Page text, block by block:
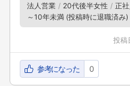
法人営業 20代後半女性 正
～10年未満 (投稿時に退職済み)
投稿
参考になった 0